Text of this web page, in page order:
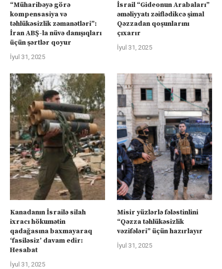
“Müharibəyə görə
kompensasiya və
təhlükəsizlik zəmanətləri”:
İran ABŞ-la nüvə danışıqları
üçün şərtlər qoyur
İyul 31, 2025
İsrail “Gideonun Arabaları”
əməliyyatı zəiflədikcə şimal
Qəzzadan qoşunlarını
çıxarır
İyul 31, 2025
Kanadanın İsrailə silah
ixracı hökumətin
qadağasına baxmayaraq
‘fasiləsiz’ davam edir:
Hesabat
İyul 31, 2025
Misir yüzlərlə fələstinlini
“Qəzza təhlükəsizlik
vəzifələri” üçün hazırlayır
İyul 31, 2025